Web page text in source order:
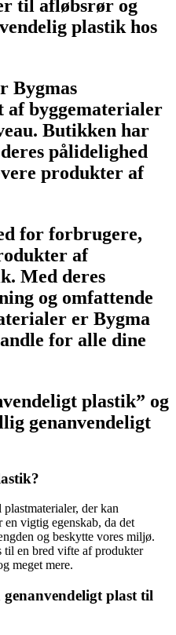
til afløbsrør og
plastik hos
Bygmas
af byggematerialer
Butikken har
pålidelighed
produkter af
for forbrugere,
af
Med deres
og omfattende
er Bygma
for alle dine
plastik” og
genanvendeligt
der kan
en vigtig egenskab, da det
og beskytte vores miljø.
til en bred vifte af produkter
meget mere.
plast til